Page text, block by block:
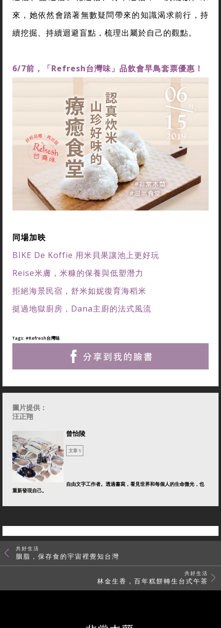
來，她依然會踏著無數疑問帶來的知識渴求前行，持
續挖掘、持續迴避盲點，梳理出屬於自己的觀點。
6/7前，「Refresh台灣味」品飲會早鳥套票優惠！
同場加映
BIKE De Koffie 用米貝果讓池上更好玩
Reise米膚， 米糠的保養與低塑潛力
拒絕海景民宿，舒米如妮復育海稻米
挺過地獄廚房，Dana主廚的法式風流
Tags: #Refresh台灣味
圖片提供：
汪正翔
曾怡陵
文章 5
自由文字工作者。透過書寫，看見世界和每個人的生命微光，也
重新發現自己。
共好生活
胭脂，保存食的宇宙裡覺知台灣
共好生活
林金生香，百年糕餅轉生台式午茶